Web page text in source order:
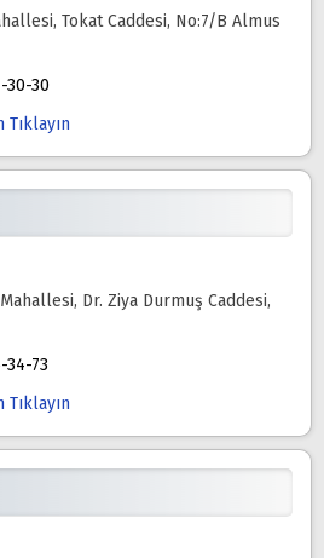
Tokat Caddesi, No:7/B Almus
30-30
Tıklayın
Dr. Ziya Durmuş Caddesi,
34-73
Tıklayın